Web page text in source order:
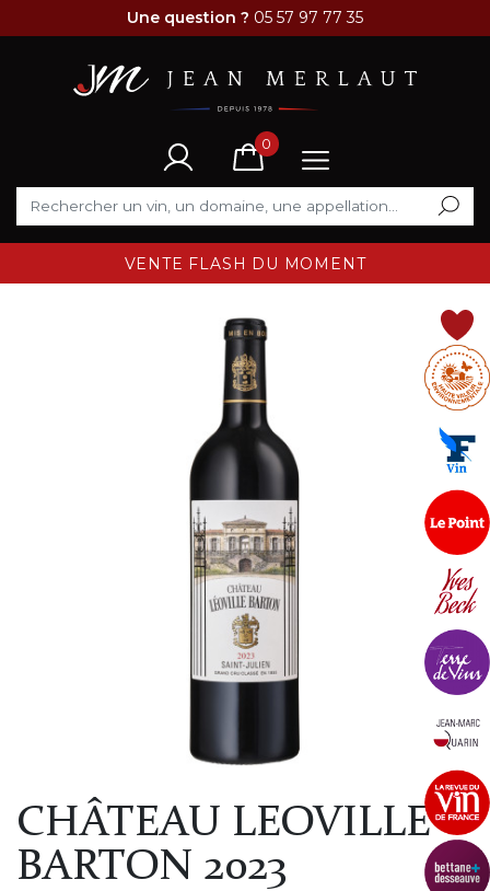
Une question ? 05 57 97 77 35
0
VENTE FLASH DU MOMENT
CHÂTEAU LEOVILLE
BARTON 2023